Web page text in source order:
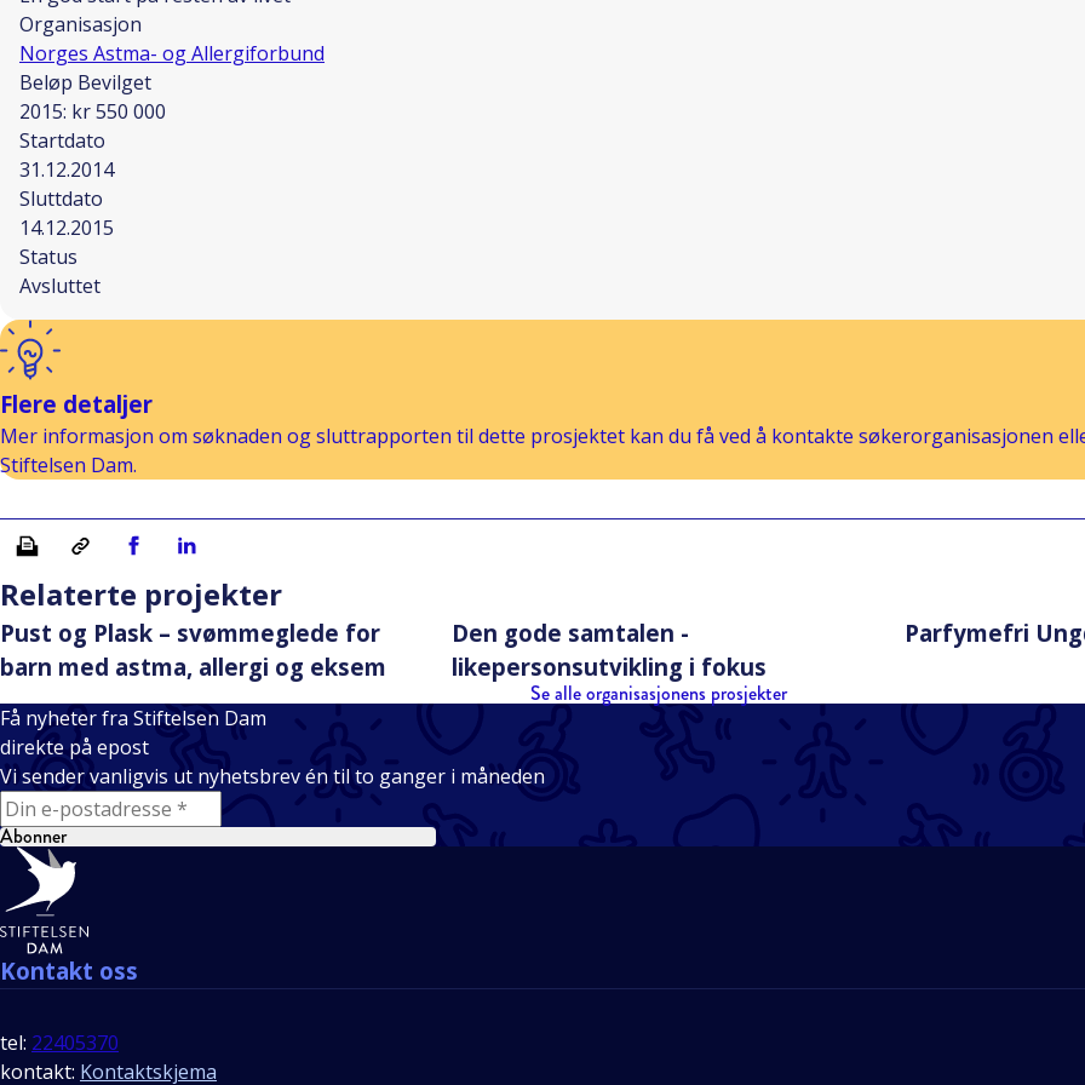
Organisasjon
Norges Astma- og Allergiforbund
Beløp Bevilget
2015: kr 550 000
Startdato
31.12.2014
Sluttdato
14.12.2015
Status
Avsluttet
Flere detaljer
Mer informasjon om søknaden og sluttrapporten til dette prosjektet kan du få ved å kontakte søkerorganisasjonen
Stiftelsen Dam.
Skriv ut Kopiera länkDel på Facebook
Del på Linkedin
Relaterte projekter
Pust og Plask – svømmeglede for
barn med astma, allergi og eksem
Den gode samtalen -
likepersonsutvikling i fokus
Parfymefri
Se alle organisasjonens prosjekter
Få nyheter fra Stiftelsen Dam
direkte på epost
Vi sender vanligvis ut nyhetsbrev én til to ganger i måneden
E-mail
Abonner
Bunntekst
Kontakt oss
tel: 22405370
kontakt: Kontaktskjema